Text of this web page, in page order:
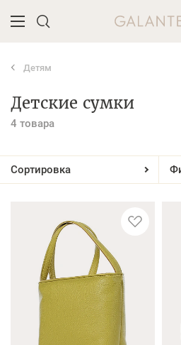
Введите название или
Детям
Детские сумки
4 товара
Сортировка